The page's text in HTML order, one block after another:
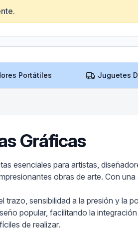
Portátiles Juguetes
Gráficas
esenciales para artistas,
obras de arte. Con
sensibilidad a la presión y la
popular, facilitando la
de realizar.